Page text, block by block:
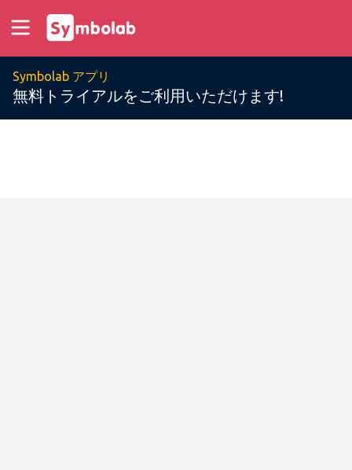
Symbolab アプリ
無料トライアルをご利用いただけます!